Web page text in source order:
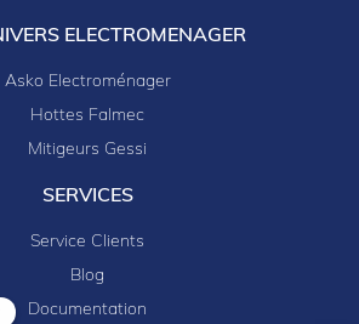
ELECTROMENAGER
Asko Electroménager
Hottes Falmec
Mitigeurs Gessi
SERVICES
Service Clients
Blog
Documentation